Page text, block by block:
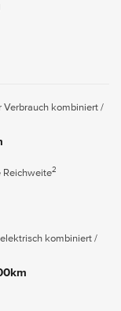
Verbrauch kombiniert /
Reichweite2
kombiniert /